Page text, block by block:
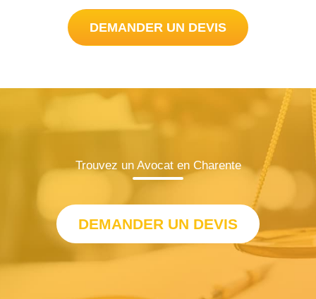
DEMANDER UN DEVIS
Trouvez un Avocat en Charente
DEMANDER UN DEVIS